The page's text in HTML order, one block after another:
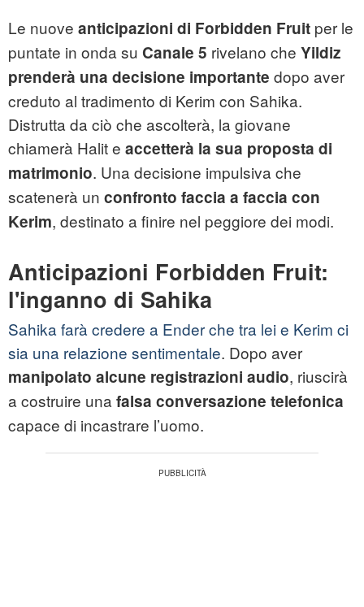
Le nuove anticipazioni di Forbidden Fruit per le
puntate in onda su Canale 5 rivelano che Yildiz
prenderà una decisione importante dopo aver
creduto al tradimento di Kerim con Sahika.
Distrutta da ciò che ascolterà, la giovane
chiamerà Halit e accetterà la sua proposta di
matrimonio. Una decisione impulsiva che
scatenerà un confronto faccia a faccia con
Kerim, destinato a finire nel peggiore dei modi.
Anticipazioni Forbidden Fruit:
l'inganno di Sahika
Sahika farà credere a Ender che tra lei e Kerim ci
sia una relazione sentimentale. Dopo aver
manipolato alcune registrazioni audio, riuscirà
a costruire una falsa conversazione telefonica
capace di incastrare l’uomo.